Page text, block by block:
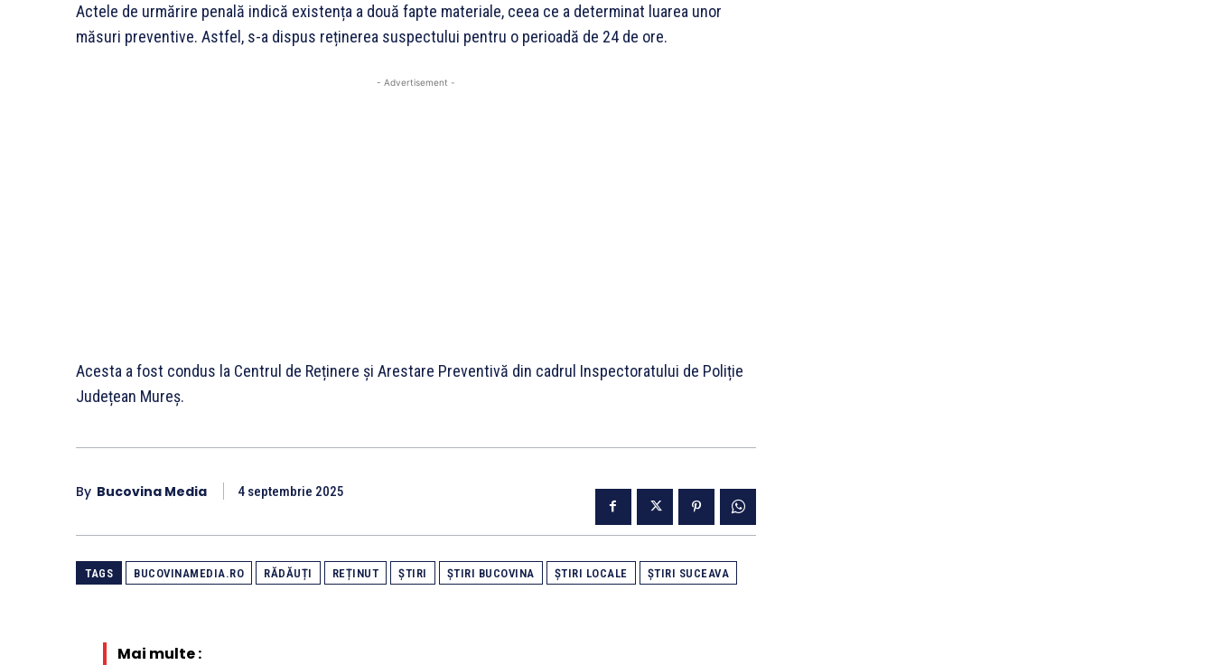
Actele de urmărire penală indică existența a două fapte materiale, ceea ce a determinat luarea unor
măsuri preventive. Astfel, s-a dispus reținerea suspectului pentru o perioadă de 24 de ore.
- Advertisement -
Acesta a fost condus la Centrul de Reținere și Arestare Preventivă din cadrul Inspectoratului de Poliție
Județean Mureș.
By Bucovina Media 4 septembrie 2025
TAGS BUCOVINAMEDIA.RO RĂDĂUȚI REȚINUT ȘTIRI ȘTIRI BUCOVINA ȘTIRI LOCALE ȘTIRI SUCEAVA
Mai multe :